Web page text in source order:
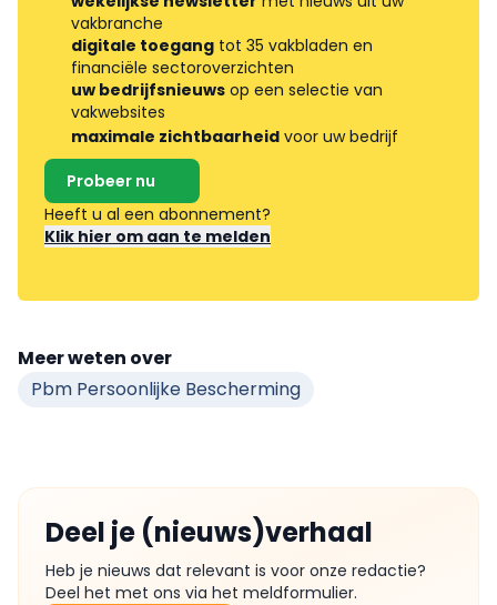
vakbranche
digitale toegang tot 35 vakbladen en
financiële sectoroverzichten
uw bedrijfsnieuws op een selectie van
vakwebsites
maximale zichtbaarheid voor uw bedrijf
Probeer nu
Heeft u al een abonnement?
Klik hier om aan te melden
Meer weten over
Pbm Persoonlijke Bescherming
Deel je (nieuws)verhaal
Heb je nieuws dat relevant is voor onze redactie?
Deel het met ons via het meldformulier.